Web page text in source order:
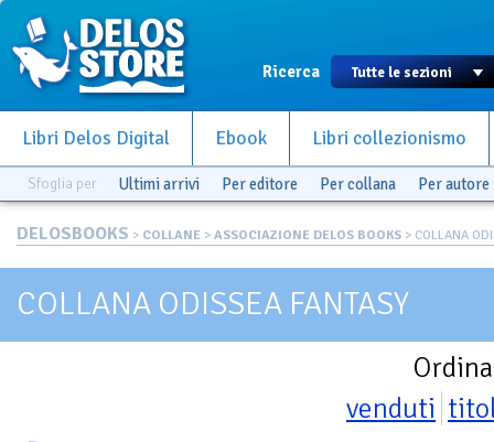
Ricerca
Libri Delos Digital Ebook Libri collezionismo
Sfoglia per Ultimi arrivi Per editore Per collana Per autore
DELOSBOOKS > COLLANE > ASSOCIAZIONE DELOS BOOKS > COLLANA
COLLANA ODISSEA FANTASY
venduti